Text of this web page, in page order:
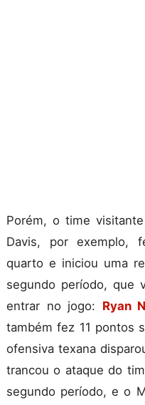
Porém, o time
Davis, por exemplo,
quarto e iniciou uma
segundo período, que
entrar no jogo: Ryan
também fez 11 pontos
ofensiva texana
trancou o ataque do
segundo período, e o